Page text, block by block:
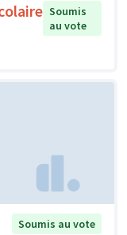
Soumis
au vote
Soumis au vote